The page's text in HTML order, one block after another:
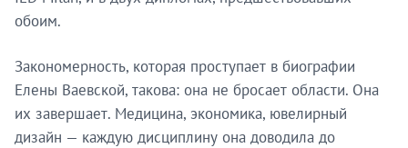
обоим.
Закономерность, которая проступает в биографии
Елены Ваевской, такова: она не бросает области. Она
их завершает. Медицина, экономика, ювелирный
дизайн — каждую дисциплину она доводила до